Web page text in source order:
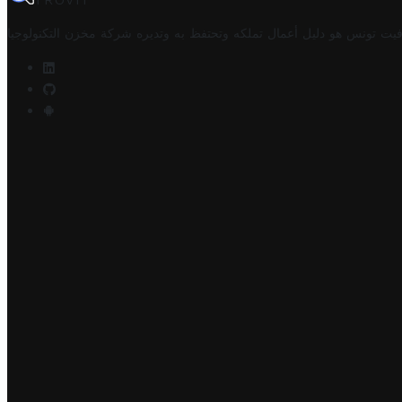
تونس هو دليل أعمال تملكه وتحتفظ به وتديره شركة مخزن التكنولوجيا